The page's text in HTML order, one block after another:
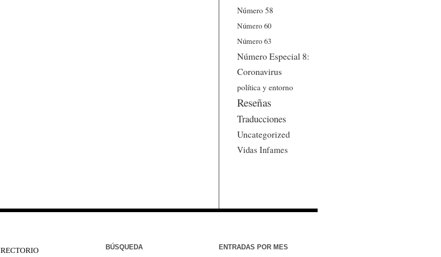
Número 58
Número 60
Número 63
Número Especial 8:
Coronavirus
política y entorno
Reseñas
Traducciones
Uncategorized
Vidas Infames
BÚSQUEDA ENTRADAS POR MES